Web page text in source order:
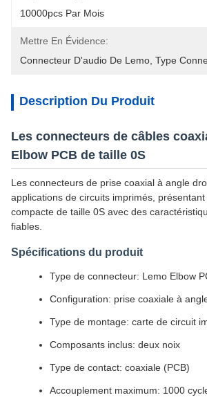
10000pcs Par Mois
Mettre En Évidence:
Connecteur D'audio De Lemo Type
Description Du Produit
Les connecteurs de câbles
Elbow PCB de taille 0S
Les connecteurs de prise coaxial à angle
applications de circuits imprimés,
compacte de taille 0S avec des
fiables.
Spécifications du produit
Type de connecteur: Lemo Elbow
Configuration: prise coaxiale à
Type de montage: carte de circuit
Composants inclus: deux noix
Type de contact: coaxiale (PCB)
Accouplement maximum: 1000